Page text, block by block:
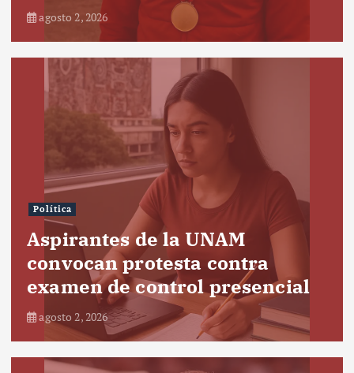
agosto 2, 2026
Política
Aspirantes de la UNAM
convocan protesta contra
examen de control presencial
agosto 2, 2026